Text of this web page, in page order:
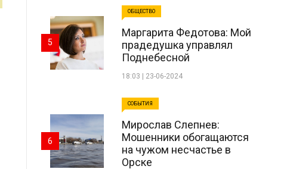
ОБЩЕСТВО
Маргарита Федотова: Мой
прадедушка управлял
Поднебесной
18:03 | 23-06-2024
5
СОБЫТИЯ
Мирослав Слепнев:
Мошенники обогащаются
на чужом несчастье в
Орске
6